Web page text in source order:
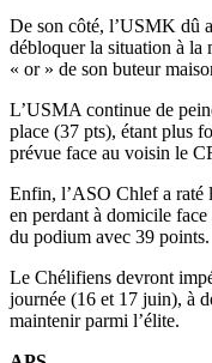
De son côté, l’USMK dû
débloquer la situation à la
« or » de son buteur
L’USMA continue de
place (37 pts), étant plus
prévue face au voisin le
Enfin, l’ASO Chlef a raté
en perdant à domicile
du podium avec 39 points.
Le Chélifiens devront
journée (16 et 17 juin), à
maintenir parmi l’élite.